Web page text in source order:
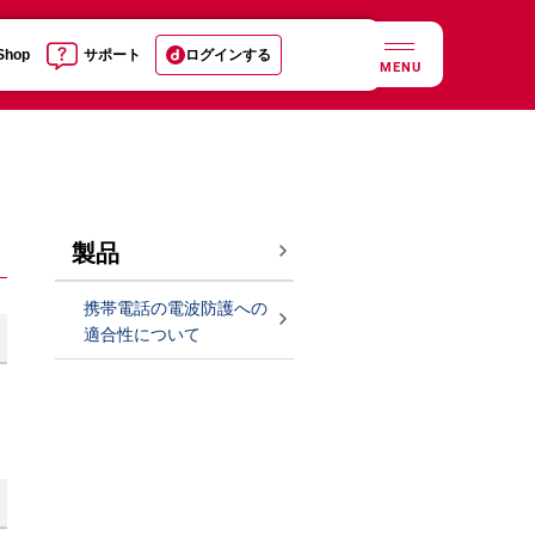
サポート ログインする
MENU
製品
携帯電話の電波防護への
適合性について